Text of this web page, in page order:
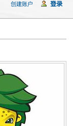
创建账户 登录